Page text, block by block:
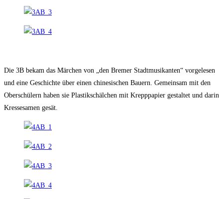
Die 3B bekam das Märchen von „den Bremer Stadtmusikanten“ vorgelesen
und eine Geschichte über einen chinesischen Bauern. Gemeinsam mit den
Oberschülern haben sie Plastikschälchen mit Krepppapier gestaltet und darin
Kressesamen gesät.